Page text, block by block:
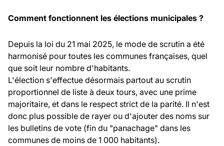
Comment fonctionnent les élections municipales ?
Depuis la loi du 21 mai 2025, le mode de scrutin a été
harmonisé pour toutes les communes françaises, quel
que soit leur nombre d'habitants.
L'élection s'effectue désormais partout au scrutin
proportionnel de liste à deux tours, avec une prime
majoritaire, et dans le respect strict de la parité. Il n'est
donc plus possible de rayer ou d'ajouter des noms sur
les bulletins de vote (fin du "panachage" dans les
communes de moins de 1 000 habitants).